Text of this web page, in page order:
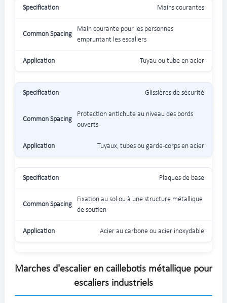
Mains courantes
Main courante pour les personnes
empruntant les escaliers
Tuyau ou tube en acier
Glissières de sécurité
Protection antichute au niveau des bords
ouverts
Tuyaux, tubes ou garde-corps en acier
Plaques de base
Fixation au sol ou à une structure métallique
de soutien
Acier au carbone ou acier inoxydable
Marches d'escalier en caillebotis métallique pour
escaliers industriels